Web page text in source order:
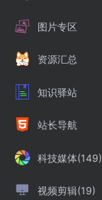
图片专区
资源汇总
知识驿站
站长导航
科技媒体(149)
视频剪辑(19)